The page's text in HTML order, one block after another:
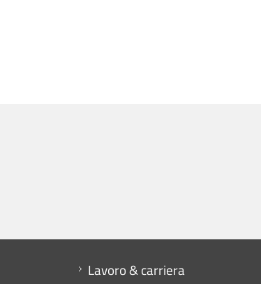
Mini menu di servizio
Lavoro & carriera